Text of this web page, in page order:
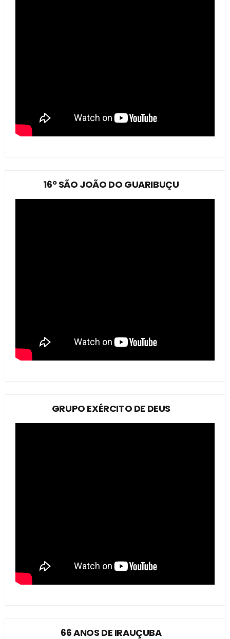
16º SÃO JOÃO DO GUARIBUÇU
GRUPO EXÉRCITO DE DEUS
66 ANOS DE IRAUÇUBA